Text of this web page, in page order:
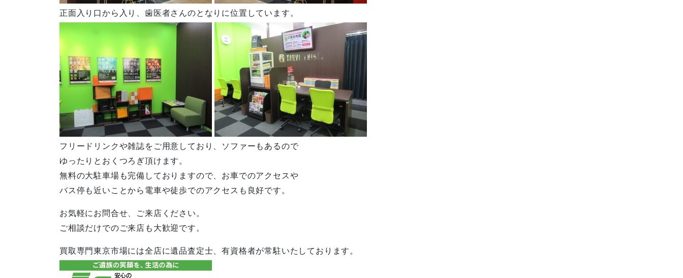
正面入り口から入り、歯医者さんのとなりに位置しています。
フリードリンクや雑誌をご用意しており、ソファーもあるので
ゆったりとおくつろぎ頂けます。
無料の大駐車場も完備しておりますので、お車でのアクセスや
バス停も近いことから電車や徒歩でのアクセスも良好です。
お気軽にお問合せ、ご来店ください。
ご相談だけでのご来店も大歓迎です。
買取専門東京市場には全店に遺品査定士、有資格者が常駐いたしております。